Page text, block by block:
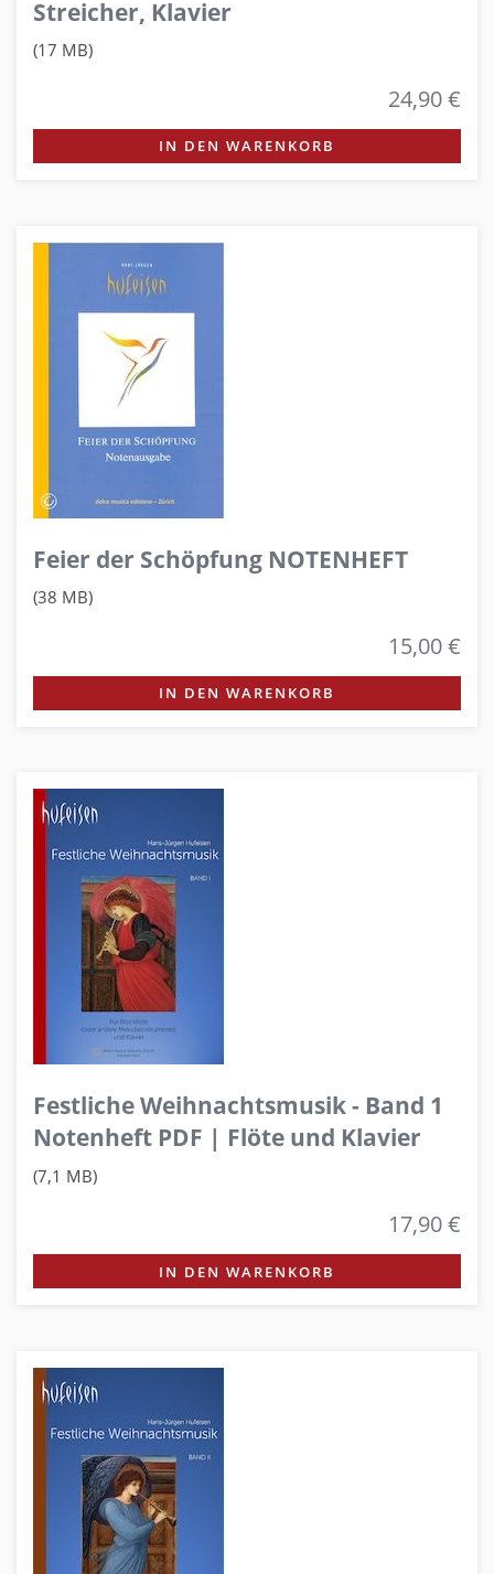
Streicher, Klavier
(17 MB)
24,90 €
IN DEN WARENKORB
Feier der Schöpfung NOTENHEFT
(38 MB)
15,00 €
IN DEN WARENKORB
Festliche Weihnachtsmusik - Band 1
Notenheft PDF | Flöte und Klavier
(7,1 MB)
17,90 €
IN DEN WARENKORB